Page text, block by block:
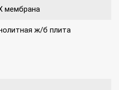
мембрана
ж/б плита